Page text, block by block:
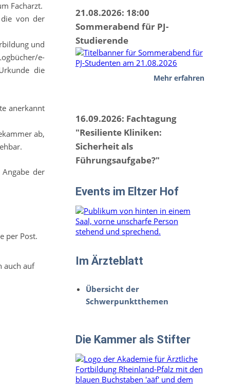
Facharzt.
von der
und
e-
die
anerkannt
ab,
der
per Post.
auch auf
21.08.2026: 18:00
Sommerabend für PJ-
Studierende
Mehr erfahren
16.09.2026: Fachtagung
"Resiliente Kliniken:
Sicherheit als
Führungsaufgabe?"
Events im Eltzer Hof
Im Ärzteblatt
Übersicht der
Schwerpunktthemen
Die Kammer als Stifter